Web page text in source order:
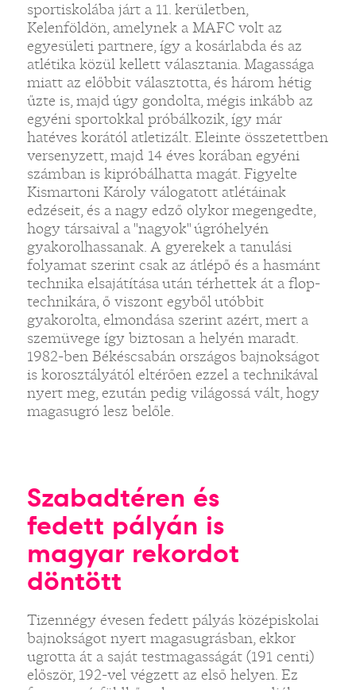
sportiskolába járt a 11. kerületben,
Kelenföldön, amelynek a MAFC volt az
egyesületi partnere, így a kosárlabda és az
atlétika közül kellett választania. Magassága
miatt az előbbit választotta, és három hétig
űzte is, majd úgy gondolta, mégis inkább az
egyéni sportokkal próbálkozik, így már
hatéves korától atletizált. Eleinte összetettben
versenyzett, majd 14 éves korában egyéni
számban is kipróbálhatta magát. Figyelte
Kismartoni Károly válogatott atlétáinak
edzéseit, és a nagy edző olykor megengedte,
hogy társaival a "nagyok" úgróhelyén
gyakorolhassanak. A gyerekek a tanulási
folyamat szerint csak az átlépő és a hasmánt
technika elsajátítása után térhettek át a flop-
technikára, ő viszont egyből utóbbit
gyakorolta, elmondása szerint azért, mert a
szemüvege így biztosan a helyén maradt.
1982-ben Békéscsabán országos bajnokságot
is korosztályától eltérően ezzel a technikával
nyert meg, ezután pedig világossá vált, hogy
magasugró lesz belőle.
Szabadtéren és
fedett pályán is
magyar rekordot
döntött
Tizennégy évesen fedett pályás középiskolai
bajnokságot nyert magasugrásban, ekkor
ugrotta át a saját testmagasságát (191 centi)
először, 192-vel végzett az első helyen. Ez